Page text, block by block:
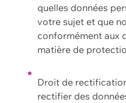
quelles données
votre sujet et que
conformément aux
matière de
Droit de
rectifier des